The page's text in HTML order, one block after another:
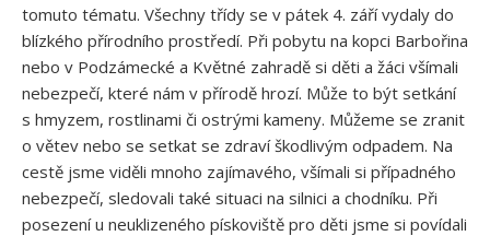
tomuto tématu. Všechny třídy se v pátek 4. září vydaly do
blízkého přírodního prostředí. Při pobytu na kopci Barbořina
nebo v Podzámecké a Květné zahradě si děti a žáci všímali
nebezpečí, které nám v přírodě hrozí. Může to být setkání
s hmyzem, rostlinami či ostrými kameny. Můžeme se zranit
o větev nebo se setkat se zdraví škodlivým odpadem. Na
cestě jsme viděli mnoho zajímavého, všímali si případného
nebezpečí, sledovali také situaci na silnici a chodníku. Při
posezení u neuklizeného pískoviště pro děti jsme si povídali